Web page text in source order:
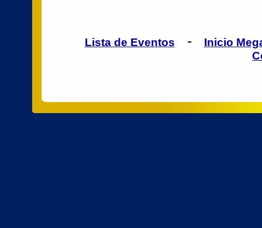
Lista de Eventos -
Inicio